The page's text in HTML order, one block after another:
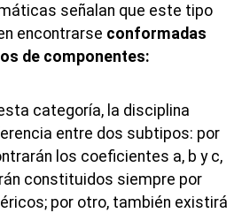
señalan que este tipo
encontrarse conformadas
de componentes:
categoría, la disciplina
entre dos subtipos: por
los coeficientes a, b y c,
constituidos siempre por
por otro, también existirá